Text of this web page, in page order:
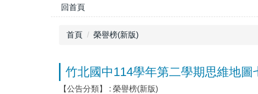
回首頁
首頁 榮譽榜(新版)
竹北國中114學年第二學期思維地
【公告分類】 : 榮譽榜(新版)